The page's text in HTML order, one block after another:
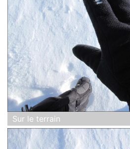
Sur le terrain